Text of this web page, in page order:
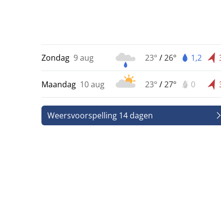
Zondag 9 aug 23° /26° 1,2
Maandag 10 aug 23° /27° 0
Weersvoorspelling 14 dagen